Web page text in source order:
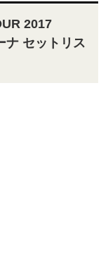
2017
ナ セットリス